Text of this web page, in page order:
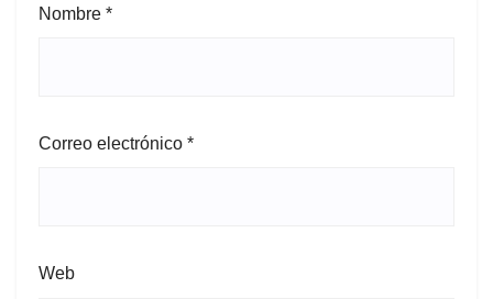
Nombre *
Correo electrónico *
Web